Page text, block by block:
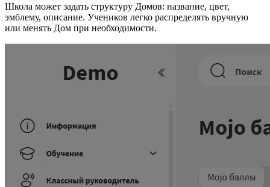
Школа может задать структуру Домов: название, цвет,
эмблему, описание. Учеников легко распределять вручную
или менять Дом при необходимости.